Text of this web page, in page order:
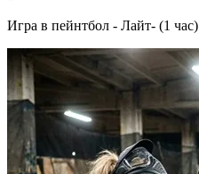
Игра в пейнтбол - Лайт- (1 час)